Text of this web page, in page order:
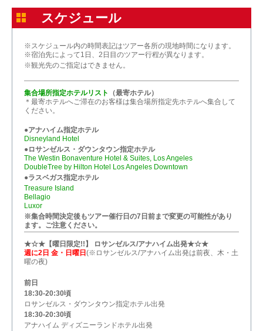
スケジュール
※スケジュール内の時間表記はツアー各所の現地時間になります。
※宿泊先によって1日、2日目のツアー行程が異なります。
※観光先のご指定はできません。
集合場所指定ホテルリスト
（最寄ホテル）
＊最寄ホテルへご滞在のお客様は集合場所指定先ホテルへ集合して
ください。
●アナハイム指定ホテル
Disneyland Hotel
●ロサンゼルス・ダウンタウン指定ホテル
The Westin Bonaventure Hotel & Suites, Los Angeles
DoubleTree by Hilton Hotel Los Angeles Downtown
●ラスベガス指定ホテル
Treasure Island
Bellagio
Luxor
※集合時間決定後もツアー催行日の7日前まで変更の可能性があり
ます。ご注意ください。
★☆★【曜日限定!!】 ロサンゼルス/アナハイム出発★☆★
週に2日 金・日曜日 (※ロサンゼルス/アナハイム出発は前夜、木・土
曜の夜)
前日
18:30-20:30頃
ロサンゼルス・ダウンタウン指定ホテル出発
18:30-20:30頃
アナハイム ディズニーランドホテル出発